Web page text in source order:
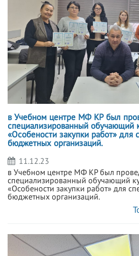
в Учебном центре МФ КР был
специализированный обучающий
«Особености закупки работ» для
бюджетных организаций.
11.12.23
в Учебном центре МФ КР был
специализированный обучающий
«Особености закупки работ» для
бюджетных организаций.